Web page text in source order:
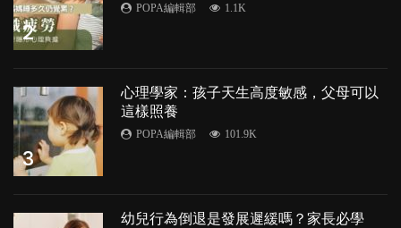
2
POPA編輯部 1.1K
3
心理學家：孩子天生高度敏感，父母可以
這樣照養
POPA編輯部 101.9K
幼兒行為倒退是發展遲緩嗎？家長必學